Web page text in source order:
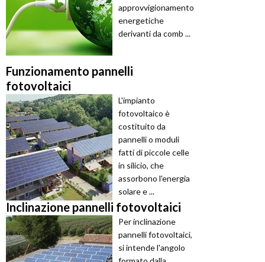
approvvigionamento
energetiche
derivanti da comb ...
Funzionamento pannelli
fotovoltaici
L'impianto
fotovoltaico è
costituito da
pannelli o moduli
fatti di piccole celle
in silicio, che
assorbono l'energia
solare e ...
Inclinazione pannelli fotovoltaici
Per inclinazione
pannelli fotovoltaici,
si intende l'angolo